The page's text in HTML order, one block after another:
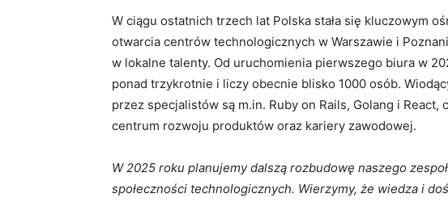
W ciągu ostatnich trzech lat Polska stała się kluczowym
otwarcia centrów technologicznych w Warszawie i
w lokalne talenty. Od uruchomienia pierwszego biura w
ponad trzykrotnie i liczy obecnie blisko 1000 osób.
przez specjalistów są m.in. Ruby on Rails, Golang i React,
centrum rozwoju produktów oraz kariery zawodowej.
W 2025 roku planujemy dalszą rozbudowę naszego
społeczności technologicznych. Wierzymy, że wiedza i